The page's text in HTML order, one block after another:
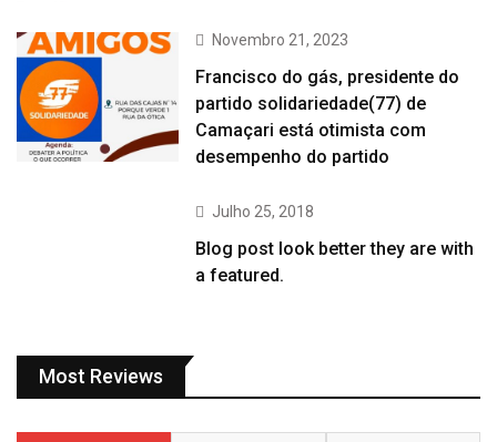
Novembro 21, 2023
Francisco do gás, presidente do
partido solidariedade(77) de
Camaçari está otimista com
desempenho do partido
Julho 25, 2018
Blog post look better they are with
a featured.
Most Reviews